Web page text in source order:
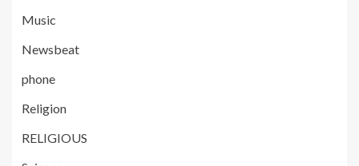
Music
Newsbeat
phone
Religion
RELIGIOUS